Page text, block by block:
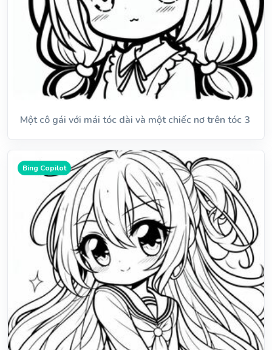
Một cô gái với mái tóc dài và một chiếc nơ trên tóc 3
Bing Copilot